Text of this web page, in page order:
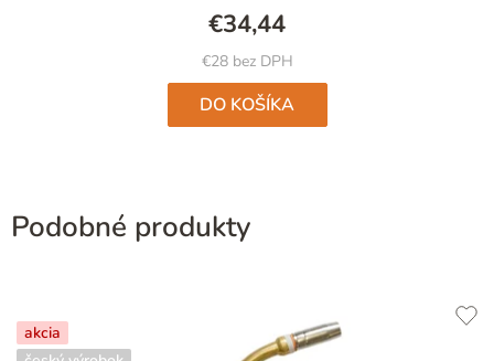
€28 bez DPH
€34,44
DO KOŠÍKA
Podobné produkty
akcia